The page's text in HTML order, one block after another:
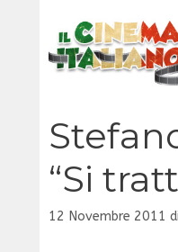
contenuto
“Si
12 Novembre 2011 di